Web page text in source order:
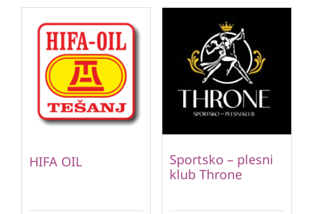
HIFA OIL
Sportsko – plesni
klub Throne